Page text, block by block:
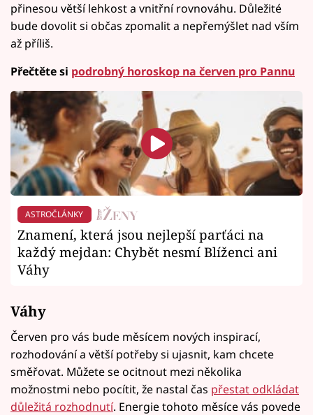
přinesou větší lehkost a vnitřní rovnováhu. Důležité
bude dovolit si občas zpomalit a nepřemýšlet nad vším
až příliš.
Přečtěte si podrobný horoskop na červen pro Pannu
ASTROČLÁNKY
Znamení, která jsou nejlepší parťáci na
každý mejdan: Chybět nesmí Blíženci ani
Váhy
Váhy
Červen pro vás bude měsícem nových inspirací,
rozhodování a větší potřeby si ujasnit, kam chcete
směřovat. Můžete se ocitnout mezi několika
možnostmi nebo pocítit, že nastal čas přestat odkládat
důležitá rozhodnutí. Energie tohoto měsíce vás povede